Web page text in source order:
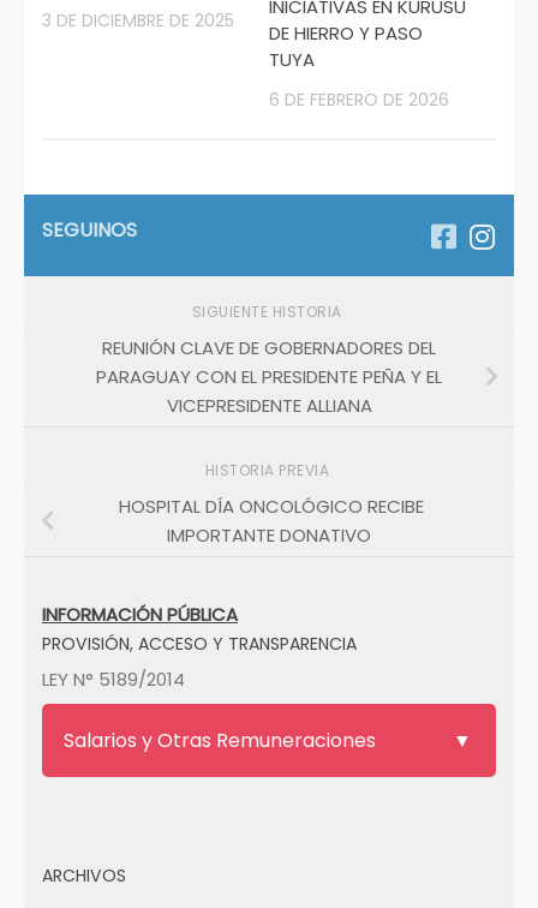
3 DE DICIEMBRE DE 2025
INICIATIVAS EN KURUSU
DE HIERRO Y PASO
TUYA
6 DE FEBRERO DE 2026
SEGUINOS
SIGUIENTE HISTORIA
REUNIÓN CLAVE DE GOBERNADORES DEL
PARAGUAY CON EL PRESIDENTE PEÑA Y EL
VICEPRESIDENTE ALLIANA
HISTORIA PREVIA
HOSPITAL DÍA ONCOLÓGICO RECIBE
IMPORTANTE DONATIVO
INFORMACIÓN PÚBLICA
PROVISIÓN, ACCESO Y TRANSPARENCIA
LEY N° 5189/2014
Salarios y Otras Remuneraciones
ARCHIVOS